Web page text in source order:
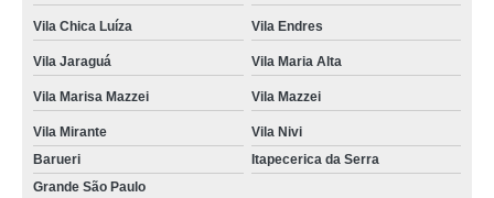
Vila Chica Luíza Vila Endres
Vila Jaraguá Vila Maria Alta
Vila Marisa Mazzei Vila Mazzei
Vila Mirante
Vila Nivi
Barueri
Itapecerica da Serra
Grande São Paulo